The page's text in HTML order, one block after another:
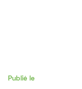
Publié le